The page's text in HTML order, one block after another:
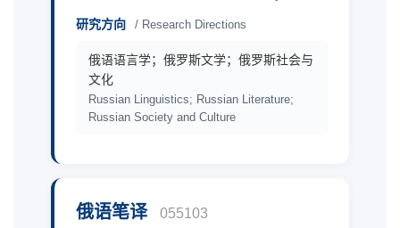
研究方向 / Research Directions
俄语语言学；俄罗斯文学；俄罗斯社会与
文化
Russian Linguistics; Russian Literature;
Russian Society and Culture
俄语笔译
055103